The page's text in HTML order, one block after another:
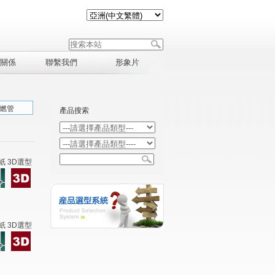
係 聯繫我們 形象片
管
3D選型
3D選型
產品搜索